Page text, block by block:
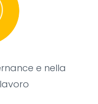
e nella